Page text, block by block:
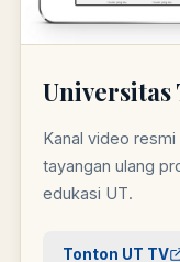
Universitas
Kanal video
tayangan ulang
edukasi UT.
Tonton UT TV